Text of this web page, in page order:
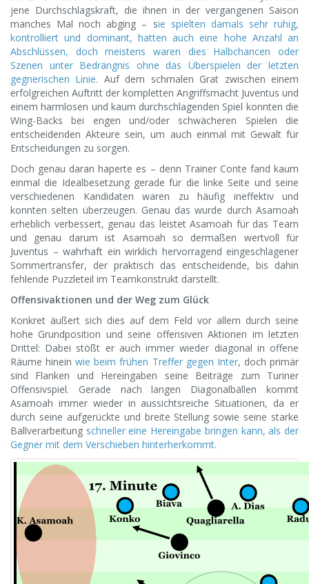
jene Durchschlagskraft, die ihnen in der vergangenen Saison
manches Mal noch abging – sie spielten damals sehr ruhig,
kontrolliert und dominant, hatten auch eine hohe Anzahl an
Abschlüssen, doch meistens waren dies Halbchancen oder
Szenen unter Bedrängnis ohne das Überspielen der letzten
gegnerischen Linie. Auf dem schmalen Grat zwischen einem
erfolgreichen Auftritt der kompletten Angriffsmacht Juventus und
einem harmlosen und kaum durchschlagenden Spiel konnten die
Wing-Backs bei engen und/oder schwächeren Spielen die
entscheidenden Akteure sein, um auch einmal mit Gewalt für
Entscheidungen zu sorgen.
Doch genau daran haperte es – denn Trainer Conte fand kaum
einmal die Idealbesetzung gerade für die linke Seite und seine
verschiedenen Kandidaten waren zu häufig ineffektiv und
konnten selten überzeugen. Genau das wurde durch Asamoah
erheblich verbessert, genau das leistet Asamoah für das Team
und genau darum ist Asamoah so dermaßen wertvoll für
Juventus – wahrhaft ein wirklich hervorragend eingeschlagener
Sommertransfer, der praktisch das entscheidende, bis dahin
fehlende Puzzleteil im Teamkonstrukt darstellt.
Offensivaktionen und der Weg zum Glück
Konkret äußert sich dies auf dem Feld vor allem durch seine
hohe Grundposition und seine offensiven Aktionen im letzten
Drittel: Dabei stößt er auch immer wieder diagonal in offene
Räume hineinwie beim frühen Treffer gegen Inter, doch primär
sind Flanken und Hereingaben seine Beiträge zum Turiner
Offensivspiel. Gerade nach langen Diagonalbällen kommt
Asamoah immer wieder in aussichtsreiche Situationen, da er
durch seine aufgerückte und breite Stellung sowie seine starke
Ballverarbeitung schneller eine Hereingabe bringen kann, als der
Gegner mit dem Verschieben hinterherkommt.